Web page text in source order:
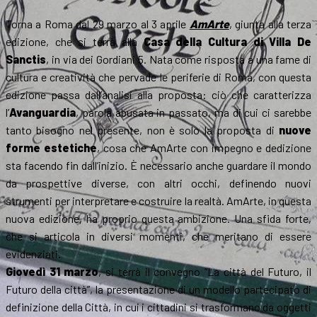
Torna a Roma dal 29 marzo al 3 aprile AmArte, giunta alla terza
edizione, che si terrà allaCasa della Cultura di Villa De
Sanctis, in via dei Gordiani 5. Nata come risposta a una fame di
cultura e creatività che pervade le periferie di Roma, con questa
edizione passa dall’analisi alla proposta: ciò che caratterizza
l’Avanguardia, parola abusata in passato, ma di cui ci sarebbe
tanto bisogno nel presente, non è solo la proposta di nuove
forme estetiche, cosa che AmArte con impegno e dedizione
sta facendo fin dall’inizio. È necessario anche guardare il mondo
da prospettive diverse, con altri occhi, definendo nuovi
strumenti per interpretare e costruire la realtà. AmArte, in questa
nuova edizione, ha proprio questa ambizione. Una sfida forte,
che si articola in diversi momenti, che meritano di essere
evidenziati.
Giovedì 31 marzo, si terrà il convegno “La città del Futuro, il
Futuro della città”, la presentazione di un modello partecipato di
definizione della Città, in cui i cittadini si trasformano da oggetti